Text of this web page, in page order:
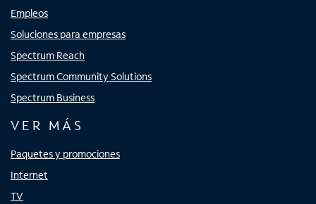
Empleos
Soluciones para empresas
Spectrum Reach
Spectrum Community Solutions
Spectrum Business
VER MÁS
Paquetes y promociones
Internet
TV